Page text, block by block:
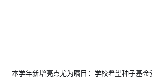
本学年新增亮点尤为瞩目：学校希望种子基